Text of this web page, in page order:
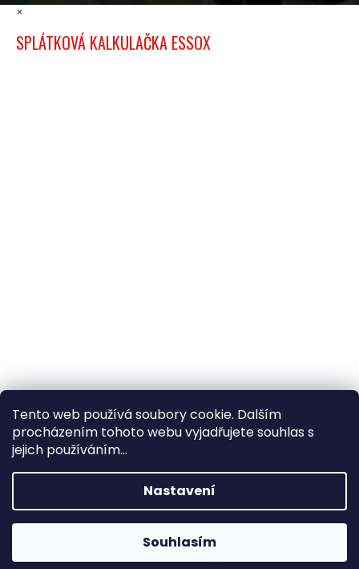
Tento web používá soubory cookie. Dalším
procházením tohoto webu vyjadřujete souhlas s
jejich používáním...
Nastavení
Souhlasím
×
SPLÁTKOVÁ KALKULAČKA ESSOX
×
Hledáte nejvýhodnější cenu? Získáte jí
pomocíregistrace
1% SLEVA NA PRVNÍ NÁKUP - POMOCÍ SLEVOVÉHO